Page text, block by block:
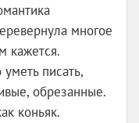
многое
кажется.
писать,
обрезанные.
коньяк.